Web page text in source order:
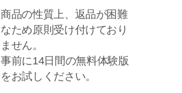
商品の性質上、返品が困難
なため原則受け付けており
ません。
事前に14日間の無料体験版
をお試しください。